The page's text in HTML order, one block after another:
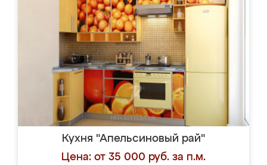
Кухня "Апельсиновый рай"
Цена: от 35 000 руб. за п.м.